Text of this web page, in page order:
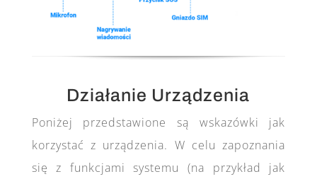
Działanie Urządzenia
Poniżej przedstawione są wskazówki jak
korzystać z urządzenia. W celu zapoznania
się z funkcjami systemu (na przykład jak